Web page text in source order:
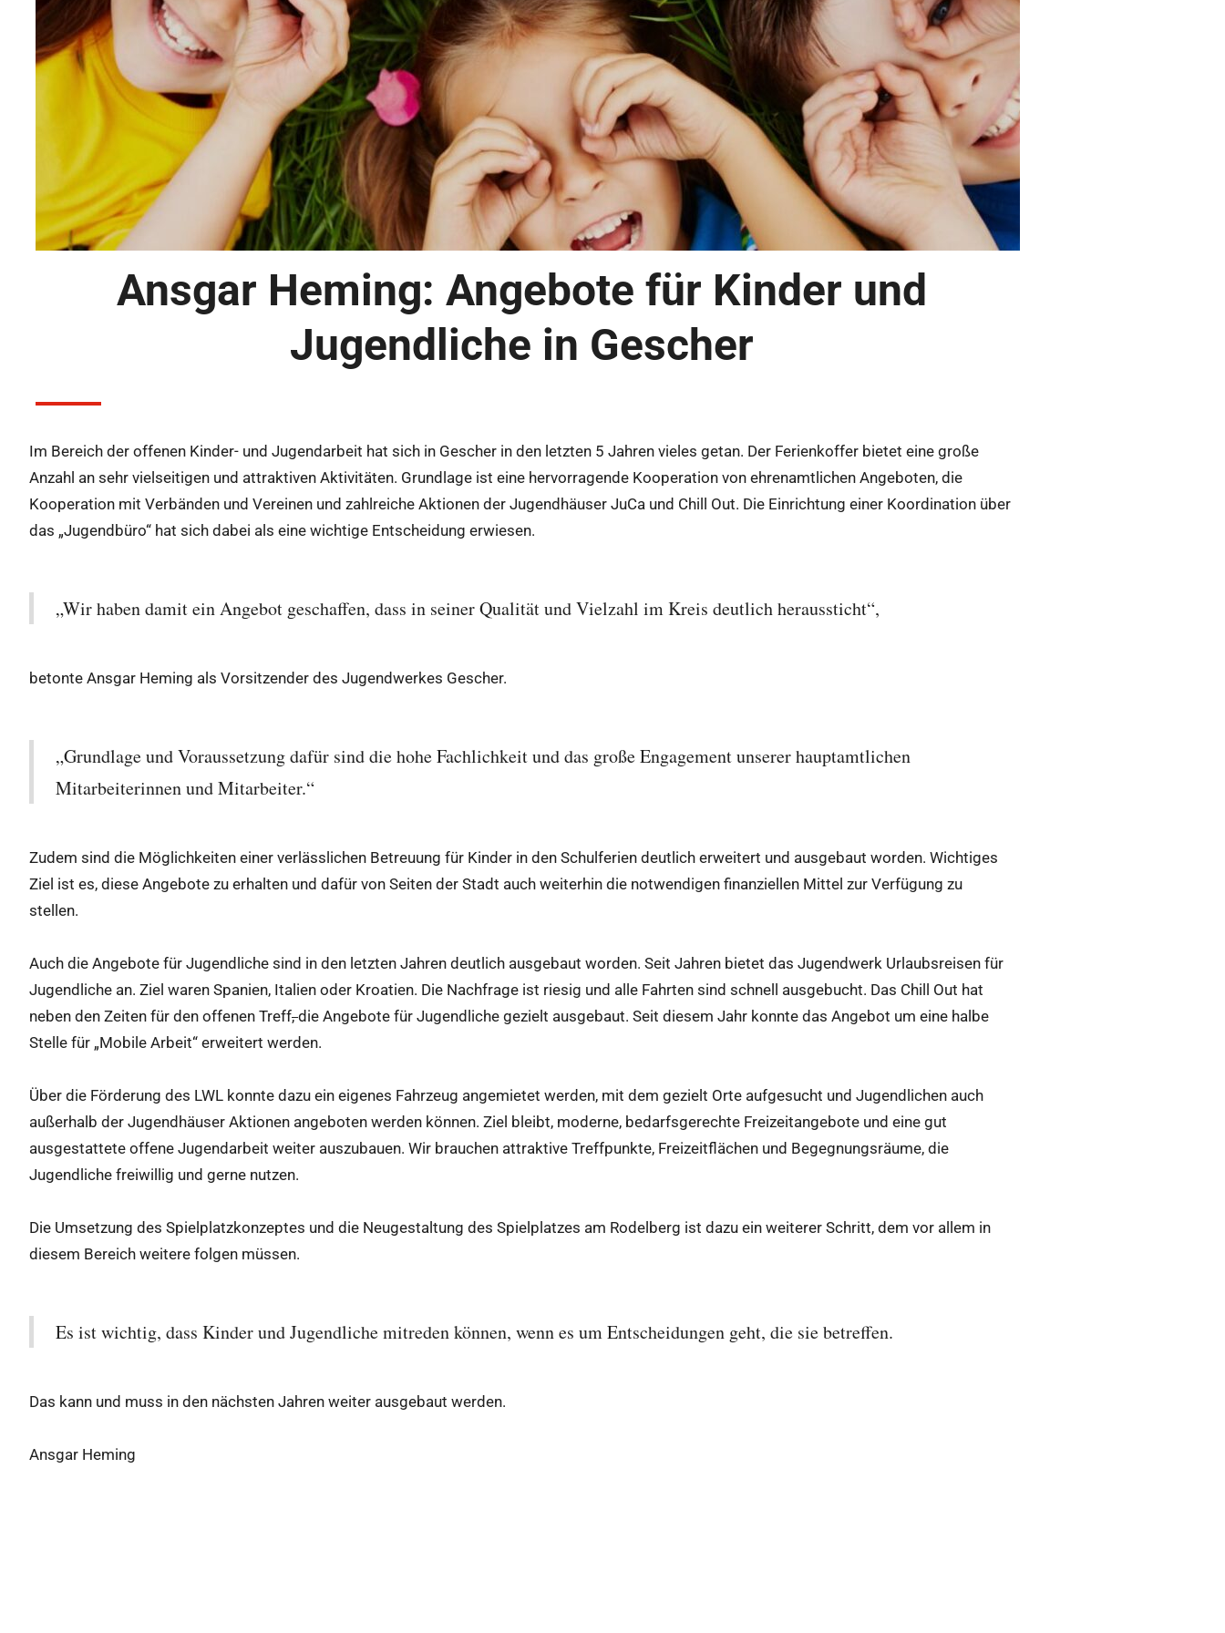
Ansgar Heming: Angebote für Kinder und
Jugendliche in Gescher
Im Bereich der offenen Kinder- und Jugendarbeit hat sich in Gescher in den letzten 5 Jahren vieles getan. Der Ferienkoffer bietet eine große
Anzahl an sehr vielseitigen und attraktiven Aktivitäten. Grundlage ist eine hervorragende Kooperation von ehrenamtlichen Angeboten, die
Kooperation mit Verbänden und Vereinen und zahlreiche Aktionen der Jugendhäuser JuCa und Chill Out. Die Einrichtung einer Koordination über
das „Jugendbüro“ hat sich dabei als eine wichtige Entscheidung erwiesen.
„Wir haben damit ein Angebot geschaffen, dass in seiner Qualität und Vielzahl im Kreis deutlich heraussticht“,
betonte Ansgar Heming als Vorsitzender des Jugendwerkes Gescher.
„Grundlage und Voraussetzung dafür sind die hohe Fachlichkeit und das große Engagement unserer hauptamtlichen
Mitarbeiterinnen und Mitarbeiter.“
Zudem sind die Möglichkeiten einer verlässlichen Betreuung für Kinder in den Schulferien deutlich erweitert und ausgebaut worden. Wichtiges
Ziel ist es, diese Angebote zu erhalten und dafür von Seiten der Stadt auch weiterhin die notwendigen finanziellen Mittel zur Verfügung zu
stellen.
Auch die Angebote für Jugendliche sind in den letzten Jahren deutlich ausgebaut worden. Seit Jahren bietet das Jugendwerk Urlaubsreisen für
Jugendliche an. Ziel waren Spanien, Italien oder Kroatien. Die Nachfrage ist riesig und alle Fahrten sind schnell ausgebucht. Das Chill Out hat
neben den Zeiten für den offenen Treff,die Angebote für Jugendliche gezielt ausgebaut. Seit diesem Jahr konnte das Angebot um eine halbe
Stelle für „Mobile Arbeit“ erweitert werden.
Über die Förderung des LWL konnte dazu ein eigenes Fahrzeug angemietet werden, mit dem gezielt Orte aufgesucht und Jugendlichen auch
außerhalb der Jugendhäuser Aktionen angeboten werden können. Ziel bleibt, moderne, bedarfsgerechte Freizeitangebote und eine gut
ausgestattete offene Jugendarbeit weiter auszubauen. Wir brauchen attraktive Treffpunkte, Freizeitflächen und Begegnungsräume, die
Jugendliche freiwillig und gerne nutzen.
Die Umsetzung des Spielplatzkonzeptes und die Neugestaltung des Spielplatzes am Rodelberg ist dazu ein weiterer Schritt, dem vor allem in
diesem Bereich weitere folgen müssen.
Es ist wichtig, dass Kinder und Jugendliche mitreden können, wenn es um Entscheidungen geht, die sie betreffen.
Das kann und muss in den nächsten Jahren weiter ausgebaut werden.
Ansgar Heming